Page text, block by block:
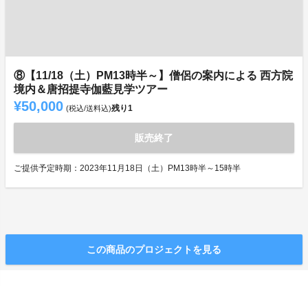
⑧【11/18（土）PM13時半～】僧侶の案内による 西方院
境内＆唐招提寺伽藍見学ツアー
¥50,000 (税込/送料込)残り1
販売終了
ご提供予定時期：2023年11月18日（土）PM13時半～15時半
この商品のプロジェクトを見る